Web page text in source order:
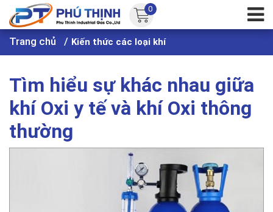
0
Trang chủ Kiến thức các loại khí
Tìm hiểu sự khác nhau giữa
khí Oxi y tế và khí Oxi thông
thường